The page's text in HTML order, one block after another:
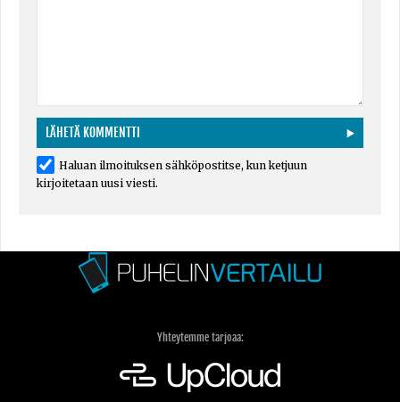
Haluan ilmoituksen sähköpostitse, kun ketjuun
kirjoitetaan uusi viesti.
Yhteytemme tarjoaa: